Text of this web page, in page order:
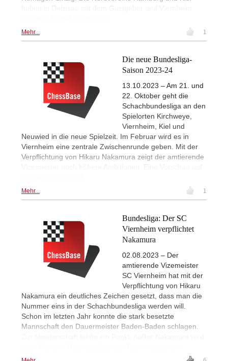
haben in Deizisau mit dem Gastgeber und Viernheim
Mehr... 1
Die neue Bundesliga-
Saison 2023-24
13.10.2023 – Am 21. und
22. Oktober geht die
Schachbundesliga an den
Spielorten Kirchweye,
Viernheim, Kiel und
Neuwied in die neue Spielzeit. Im Februar wird es in
Viernheim eine zentrale Zwischenrunde geben. Mit der
Verpflichtung von Hikaru Nakamura zeigt der amtierende
Vizemeister noch höhere Ambitionen. Eine Vorschau auf
Mehr... 1
Bundesliga: Der SC
Viernheim verpflichtet
Nakamura
02.08.2023 – Der
amtierende Vizemeister
SC Viernheim hat mit der
Verpflichtung von Hikaru
Nakamura ein deutliches Zeichen gesetzt, dass man die
Nummer eins in der Schachbundesliga werden will.
Schon im letzten Jahr konnte die stark besetzte
Mannschaft den Dauermeister Baden-Baden schlagen.